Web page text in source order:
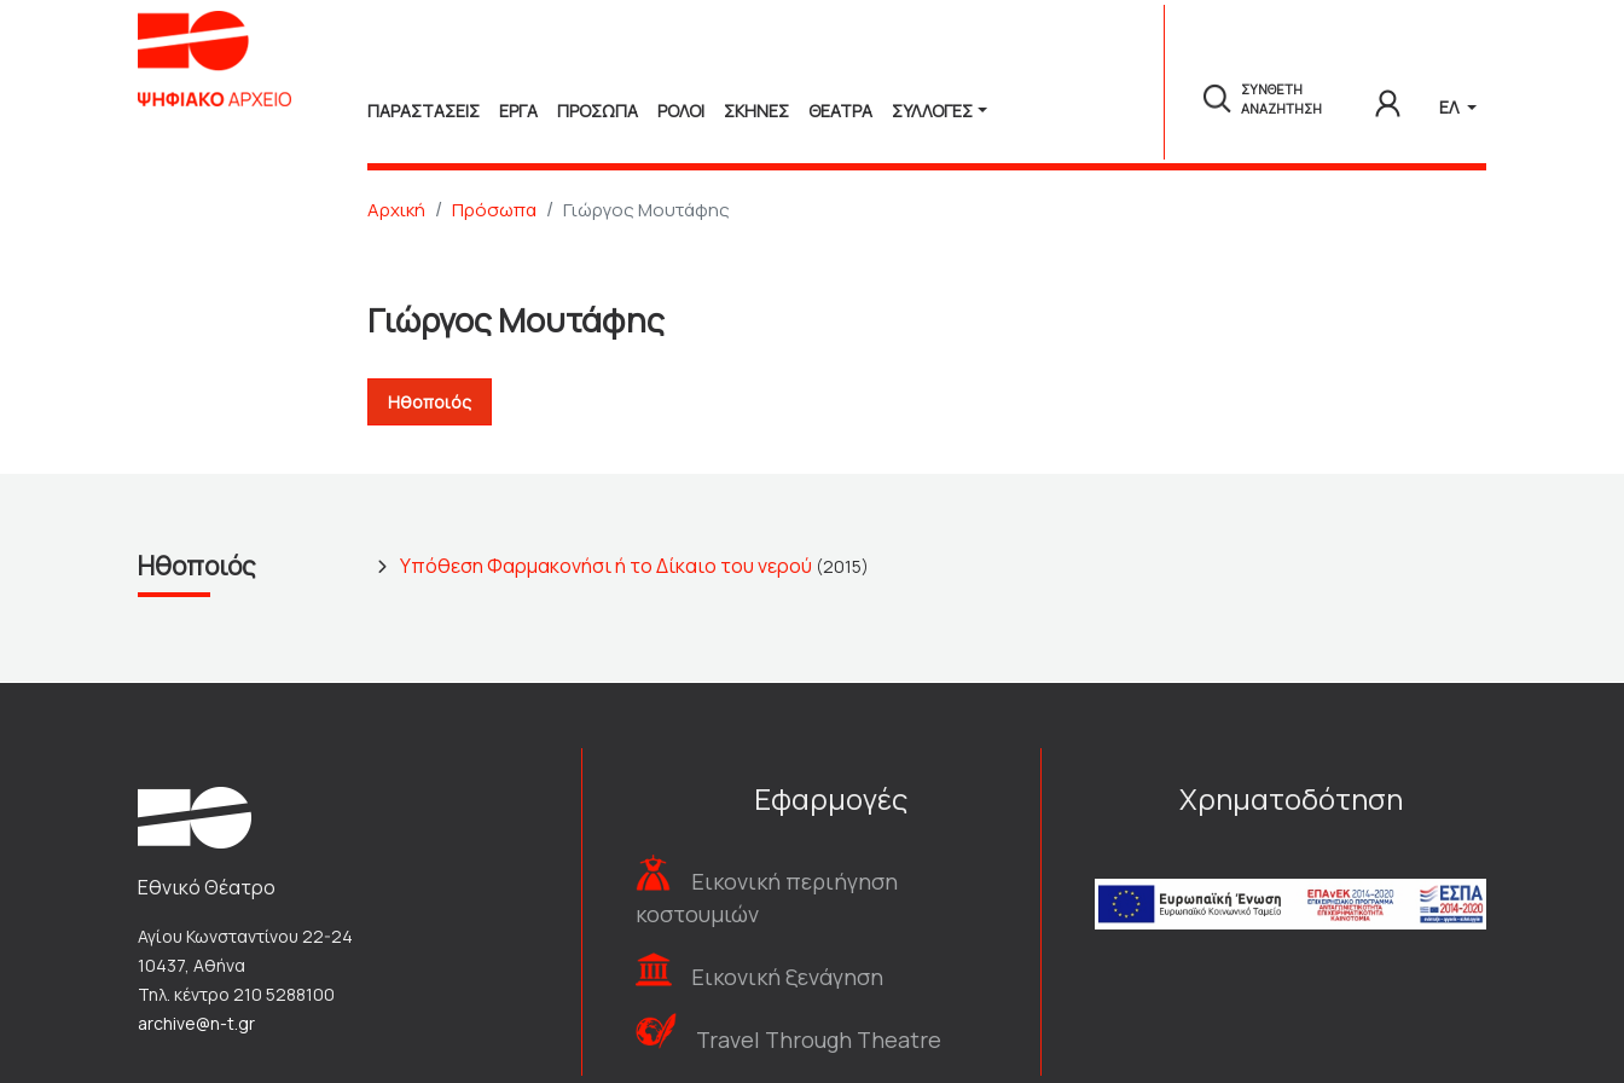
ΠΑΡΑΣΤΑΣΕΙΣ ΕΡΓΑ ΠΡΟΣΩΠΑ ΡΟΛΟΙ ΣΚΗΝΕΣ ΘΕΑΤΡΑ ΣΥΛΛΟΓΈΣ
ΣΥΝΘΕΤΗ
ΑΝΑΖΗΤΗΣΗ
ΕΛ
Αρχική Πρόσωπα Γιώργος Μουτάφης
Γιώργος Μουτάφης
Ηθοποιός
Ηθοποιός Υπόθεση Φαρμακονήσι ή το Δίκαιο του νερού (2015)
Εθνικό Θέατρο
Αγίου Κωνσταντίνου 22-24
10437, Αθήνα
Τηλ. κέντρο 210 5288100
archive@n-t.gr
Εφαρμογές
Εικονική περιήγηση
κοστουμιών
Εικονική ξενάγηση
Travel Through Theatre
Χρηματοδότηση